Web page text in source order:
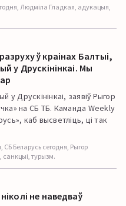
Людміла Гладкая, адукацыя,
ў краінах Балтыі,
у Друскінінкаі. Мы
у Друскінінкаі, заявіў Рыгор
на СБ ТБ. Каманда Weekly
каб высветліць, ці так
СБ Беларусь сегодня, Рыгор
турызм.
не наведваў